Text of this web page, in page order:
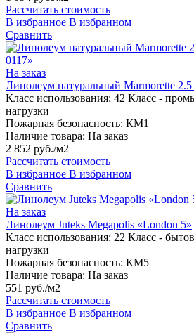
Рассчитать стоимость
В избранное В избранном
Сравнить
На заказ
Линолеум натуральный Marmorette 2.5
Класс использования: 42 Класс -
нагрузки
Пожарная безопасность: КМ1
Наличие товара: На заказ
2 852 руб./м2
Рассчитать стоимость
В избранное В избранном
Сравнить
На заказ
Линолеум Juteks Megapolis «London 5»
Класс использования: 22 Класс -
нагрузки
Пожарная безопасность: КМ5
Наличие товара: На заказ
551 руб./м2
Рассчитать стоимость
В избранное В избранном
Сравнить